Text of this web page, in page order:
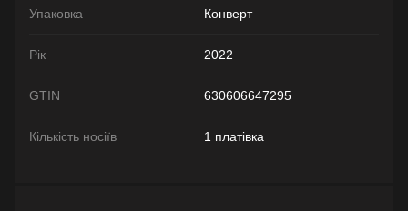
Упаковка Конверт
Рік 2022
GTIN 630606647295
Кількість носіїв 1 платівка